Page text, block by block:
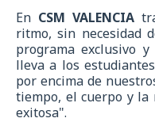
En CSM VALENCIA
ritmo, sin necesidad
programa exclusivo
lleva a los
por encima de
tiempo, el cuerpo y la
exitosa".